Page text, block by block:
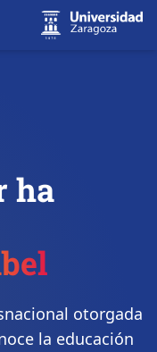
ha
otorgada
la educación